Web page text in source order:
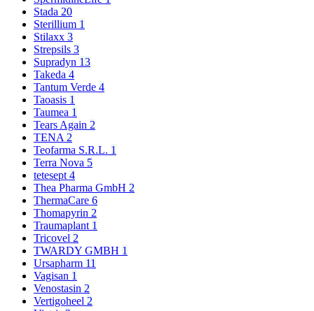
Stada 20
Sterillium 1
Stilaxx 3
Strepsils 3
Supradyn 13
Takeda 4
Tantum Verde 4
Taoasis 1
Taumea 1
Tears Again 2
TENA 2
Teofarma S.R.L. 1
Terra Nova 5
tetesept 4
Thea Pharma GmbH 2
ThermaCare 6
Thomapyrin 2
Traumaplant 1
Tricovel 2
TWARDY GMBH 1
Ursapharm 11
Vagisan 1
Venostasin 2
Vertigoheel 2